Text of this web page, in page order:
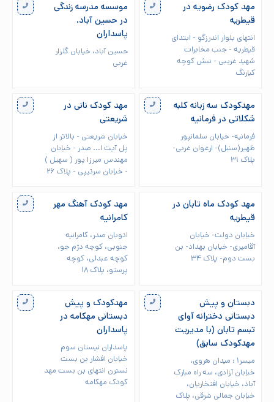
مهد کودک رضویه در
قیطریه
انتهای بلوار اندرزگو - ابتدای
قیطریه - جنب مخابرات
شهید غریبی - نبش کوچه
کیارنگ
موسسه مدرسه زندگی
در حسین آباد،
پاسداران
حسین آباد، خیابان گلزار
غربی
مهدکودک سه زبانه کلبه
شکلاتی در فرمانیه
فرمانیه- خیابان سلمانپور
ظهیر(سنبل)- ارغوان غربی-
پلاک ۳۱
مهد کودک نانی در
شریعتی
خیابان شریعتی - بالاتر از
پل آیت ا... صدر - خیابان
مهندس میرزا پور ( سهیل )
- خیابان سرتیپی - پلاک ۲۶
مهد کودک ماه تابان در
قیطریه
خیابان دولت- خیابان
آقامیری- خیابان بهداد- بن
بست دوم- پلاک ۳۴
مهد کودک آهنگ مهر
کامرانیه
اتوبان صدر، کامرانیه
جنوبی، کوچه دژم جو،
کوچه عبدلی، کوچه
پرستو، پلاک ۱۸
دبستان و پیش
دبستانی دخترانه آوای
تبسم تابان (با مدیریت
مهدکودک سابق)
میسر۱ : میدان هروی،
خیابان آزادی، سه راه مبارک
آباد، خیابان افتخاریان،
خیابان جمالی شرقی، پلاک
مهدکودک و پیش
دبستانی مهکامه در
پاسداران
پاسداران نیستان سوم
خیابان افشار بن بست
نسترن انتهای بن بست مهد
کودک مهکامه